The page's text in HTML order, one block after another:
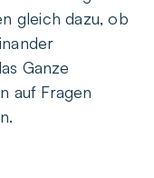
gleich dazu, ob
Ganze
auf Fragen